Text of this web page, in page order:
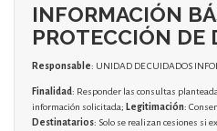
INFORMACIÓN
PROTECCIÓN DE
Responsable: UNIDAD DE CUIDADOS
Finalidad: Responder las consultas
información solicitada; Legitimación:
Destinatarios: Solo se realizan cesiones si